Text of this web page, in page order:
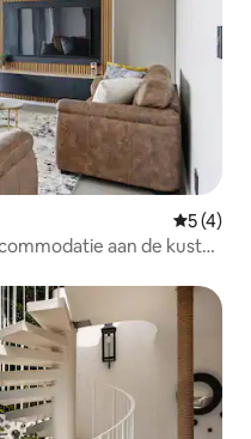
5 (4)
aan de kust